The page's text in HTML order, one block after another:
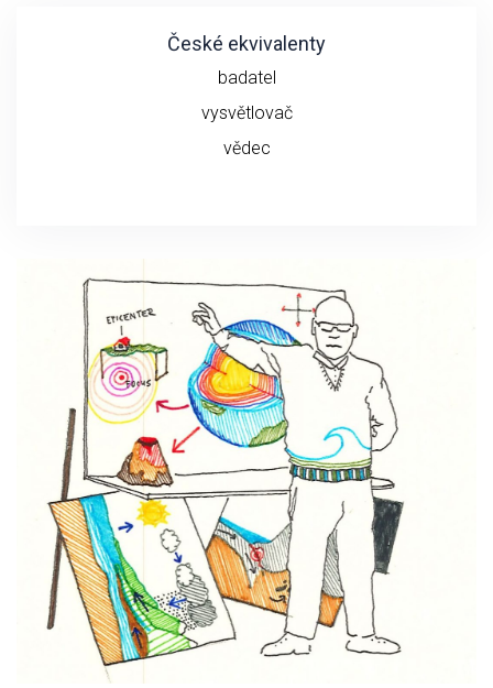
České ekvivalenty
badatel
vysvětlovač
vědec